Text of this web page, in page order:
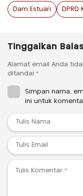
Dam Estuari DPRD
Tinggalkan
Alamat email Anda
ditandai *
Simpan nama,
ini untuk